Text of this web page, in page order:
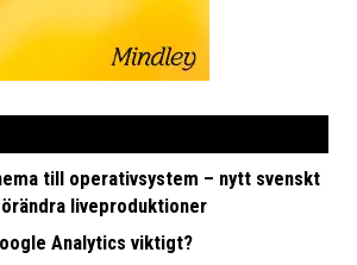
till operativsystem – nytt svenskt
liveproduktioner
Analytics viktigt?